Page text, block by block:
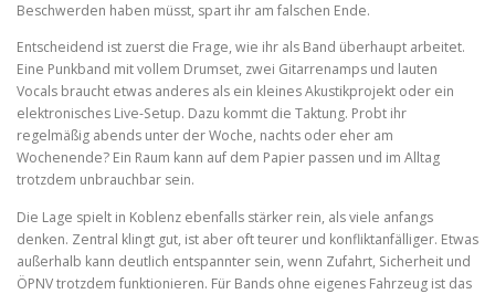
Beschwerden haben müsst, spart ihr am falschen Ende.
Entscheidend ist zuerst die Frage, wie ihr als Band überhaupt arbeitet.
Eine Punkband mit vollem Drumset, zwei Gitarrenamps und lauten
Vocals braucht etwas anderes als ein kleines Akustikprojekt oder ein
elektronisches Live-Setup. Dazu kommt die Taktung. Probt ihr
regelmäßig abends unter der Woche, nachts oder eher am
Wochenende? Ein Raum kann auf dem Papier passen und im Alltag
trotzdem unbrauchbar sein.
Die Lage spielt in Koblenz ebenfalls stärker rein, als viele anfangs
denken. Zentral klingt gut, ist aber oft teurer und konfliktanfälliger. Etwas
außerhalb kann deutlich entspannter sein, wenn Zufahrt, Sicherheit und
ÖPNV trotzdem funktionieren. Für Bands ohne eigenes Fahrzeug ist das